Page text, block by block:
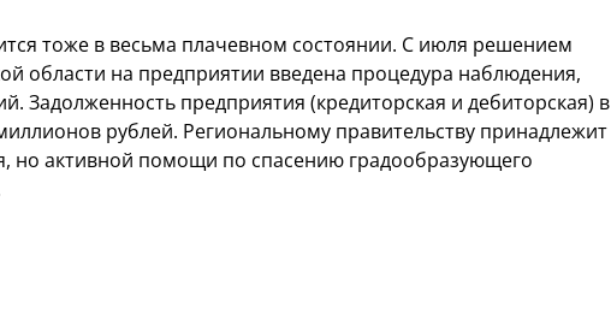
тоже в весьма плачевном состоянии. С июля решением
области на предприятии введена процедура наблюдения,
Задолженность предприятия (кредиторская и дебиторская) в
рублей. Региональному правительству принадлежит
но активной помощи по спасению градообразующего